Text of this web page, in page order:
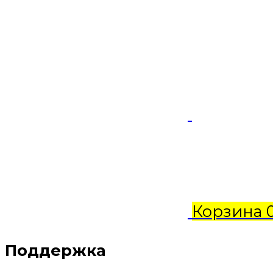
Корзина
Поддержка